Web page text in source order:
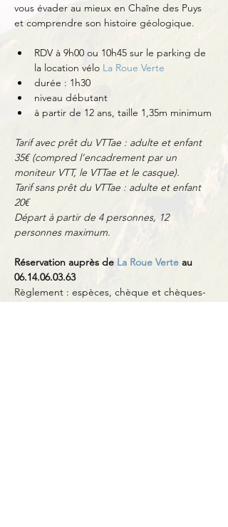
vous évader au mieux en Chaîne des Puys
et comprendre son histoire géologique.
RDV à 9h00 ou 10h45 sur le parking de
la location vélo La Roue Verte
durée : 1h30
niveau débutant
à partir de 12 ans, taille 1,35m minimum
Tarif avec prêt du VTTae : adulte et enfant
35€ (compred l'encadrement par un
moniteur VTT, le VTTae et le casque).
Tarif sans prêt du VTTae : adulte et enfant
20€
Départ à partir de 4 personnes, 12
personnes maximum.
Réservation auprès de La Roue Verte au
06.14.06.03.63
Règlement : espèces, chèque et chèques-